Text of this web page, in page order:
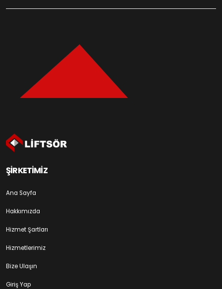
ŞİRKETİMİZ
Ana Sayfa
Hakkımızda
Hizmet Şartları
Hizmetlerimiz
Bize Ulaşın
Giriş Yap